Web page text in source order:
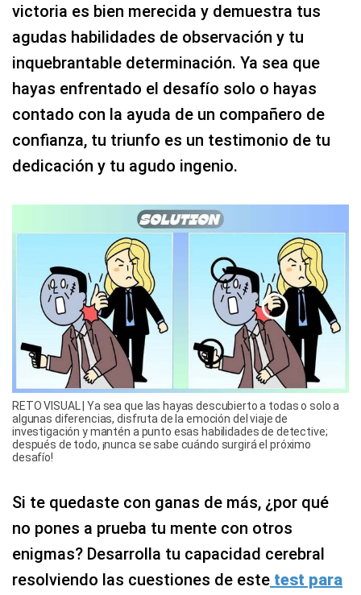
victoria es bien merecida y demuestra tus
agudas habilidades de observación y tu
inquebrantable determinación. Ya sea que
hayas enfrentado el desafío solo o hayas
contado con la ayuda de un compañero de
confianza, tu triunfo es un testimonio de tu
dedicación y tu agudo ingenio.
RETO VISUAL | Ya sea que las hayas descubierto a todas o solo a
algunas diferencias, disfruta de la emoción del viaje de
investigación y mantén a punto esas habilidades de detective;
después de todo, ¡nunca se sabe cuándo surgirá el próximo
desafío!
Si te quedaste con ganas de más, ¿por qué
no pones a prueba tu mente con otros
enigmas? Desarrolla tu capacidad cerebral
resolviendo las cuestiones de este test para